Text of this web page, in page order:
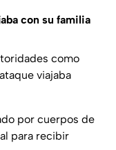
con su familia
como
viajaba
por cuerpos de
para recibir